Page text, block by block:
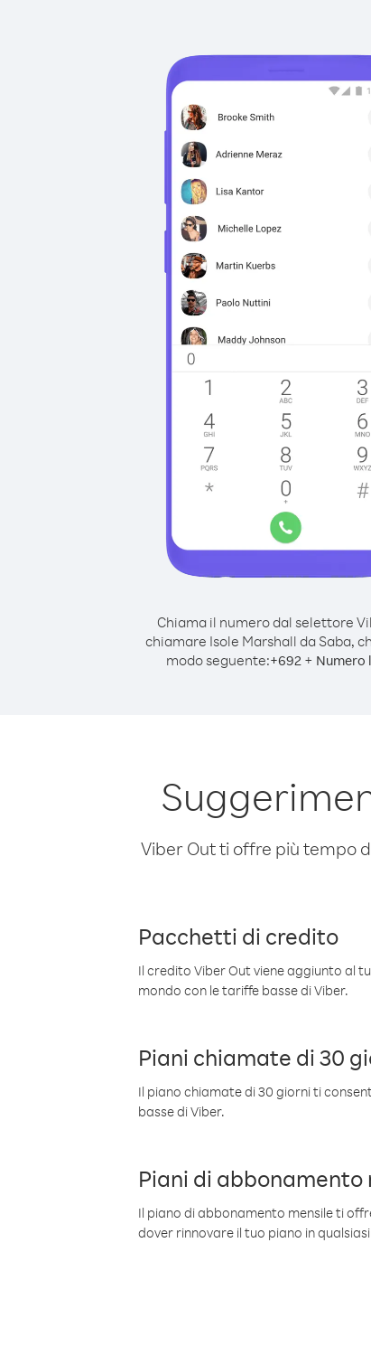
Chiama il numero dal selettore
chiamare Isole Marshall da Saba,
modo seguente:+692 + Numero
Viber Out ti offre più tempo
Pacchetti di credito
Il credito Viber Out viene aggiunto al
mondo con le tariffe basse di Viber.
Piani chiamate di 30
Il piano chiamate di 30 giorni ti
basse di Viber.
Piani di abbonamento
Il piano di abbonamento mensile ti
dover rinnovare il tuo piano in